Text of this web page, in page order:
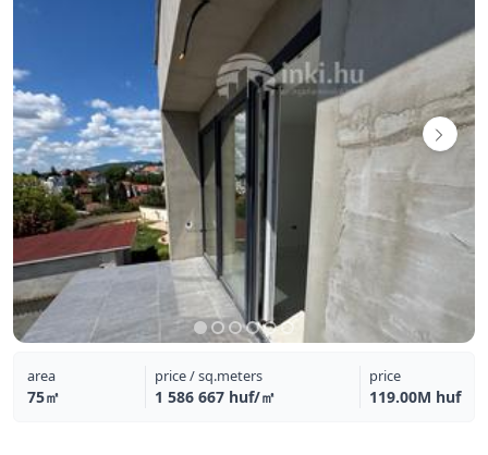
area
75㎡
price / sq.meters
1 586 667 huf/㎡
price
119.00M huf